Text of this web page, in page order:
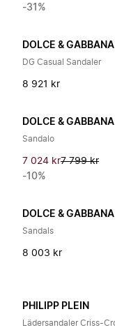
-31%
DOLCE & GABBANA
DG Casual Sandaler
8 921 kr
DOLCE & GABBANA
Sandalo
7 024 kr7 799 kr
-10%
DOLCE & GABBANA
Sandals
8 003 kr
PHILIPP PLEIN